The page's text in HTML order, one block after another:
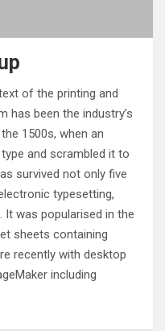
of the printing and
has been the industry’s
1500s, when an
and scrambled it to
survived not only five
typesetting,
It was popularised in the
sheets containing
recently with desktop
including